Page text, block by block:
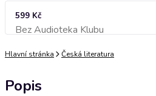
599 Kč
Bez Audioteka KlubuPřidat do košíku
Hlavní stránka Česká literatura
Popis